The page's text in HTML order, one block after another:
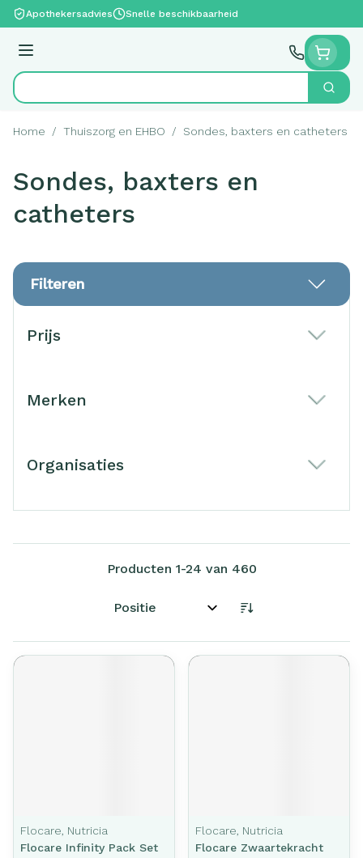
Ga naar de inhoud
Apothekersadvies Snelle beschikbaarheid
Menu
Product, merk, categorie... Zoek
Home / Thuiszorg en EHBO / Sondes, baxters en catheters
Sondes, baxters en
catheters
Filteren
Prijs
Merken
Organisaties
Producten 1-24 van 460
Sorteer op:
Flocare, Nutricia
Flocare Infinity Pack Set
Flocare, Nutricia
Flocare Zwaartekracht